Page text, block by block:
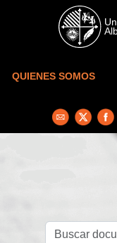
Skip to main content
QUIENES SOMOS